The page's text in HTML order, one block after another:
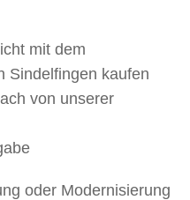
mit dem
Sindelfingen kaufen
von unserer
oder Modernisierung